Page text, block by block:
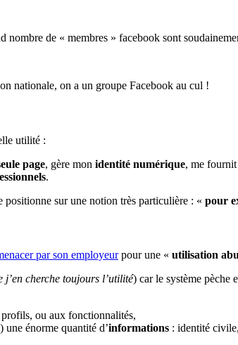
nombre de « membres » facebook sont
nationale, on a un groupe Facebook au cul !
utilité :
page, gère mon identité numérique, me
.
positionne sur une notion très particulière : « pour
par son employeurpour une « utilisation
j’en cherche toujours l’utilité) car le système pèche
ou aux fonctionnalités,
) une énorme quantité d’informations : identité